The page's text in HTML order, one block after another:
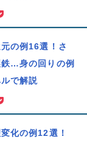
の例16選！さ
…身の回りの例
で解説
化の例12選！